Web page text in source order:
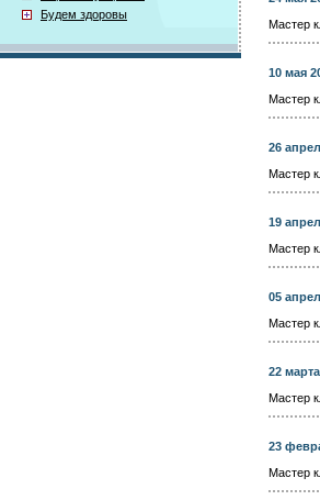
Будем здоровы
Мастер
10 мая
Мастер
26
Мастер
19
Мастер
05
Мастер
22
Мастер
23
Мастер